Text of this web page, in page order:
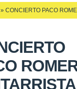
» CONCIERTO PACO